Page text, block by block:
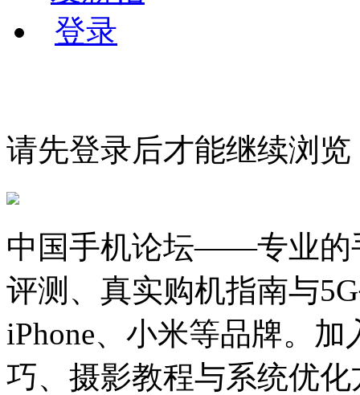
登录
请先登录后才能继续浏览
中国手机论坛——专业的
评测、真实购机指南与
iPhone、小米等品牌。
巧、摄影教程与系统优